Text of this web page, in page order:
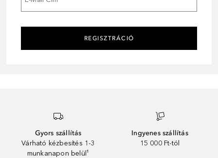
REGISZTRÁCIÓ
Gyors szállítás
Várható kézbesítés 1-3
munkanapon belül¹
Ingyenes szállítás
15 000 Ft-tól